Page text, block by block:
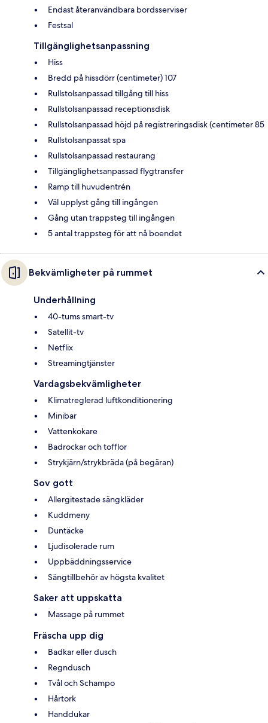
Endast återanvändbara bordsserviser
Festsal
Tillgänglighetsanpassning
Hiss
Bredd på hissdörr (centimeter) 107
Rullstolsanpassad tillgång till hiss
Rullstolsanpassad receptionsdisk
Rullstolsanpassad höjd på registreringsdisk (centimeter 85
Rullstolsanpassat spa
Rullstolsanpassad restaurang
Tillgänglighetsanpassad flygtransfer
Ramp till huvudentrén
Väl upplyst gång till ingången
Gång utan trappsteg till ingången
5 antal trappsteg för att nå boendet
Bekvämligheter på rummet
Underhållning
40-tums smart-tv
Satellit-tv
Netflix
Streamingtjänster
Vardagsbekvämligheter
Klimatreglerad luftkonditionering
Minibar
Vattenkokare
Badrockar och tofflor
Strykjärn/strykbräda (på begäran)
Sov gott
Allergitestade sängkläder
Kuddmeny
Duntäcke
Ljudisolerade rum
Uppbäddningsservice
Sängtillbehör av högsta kvalitet
Saker att uppskatta
Massage på rummet
Fräscha upp dig
Badkar eller dusch
Regndusch
Tvål och Schampo
Hårtork
Handdukar